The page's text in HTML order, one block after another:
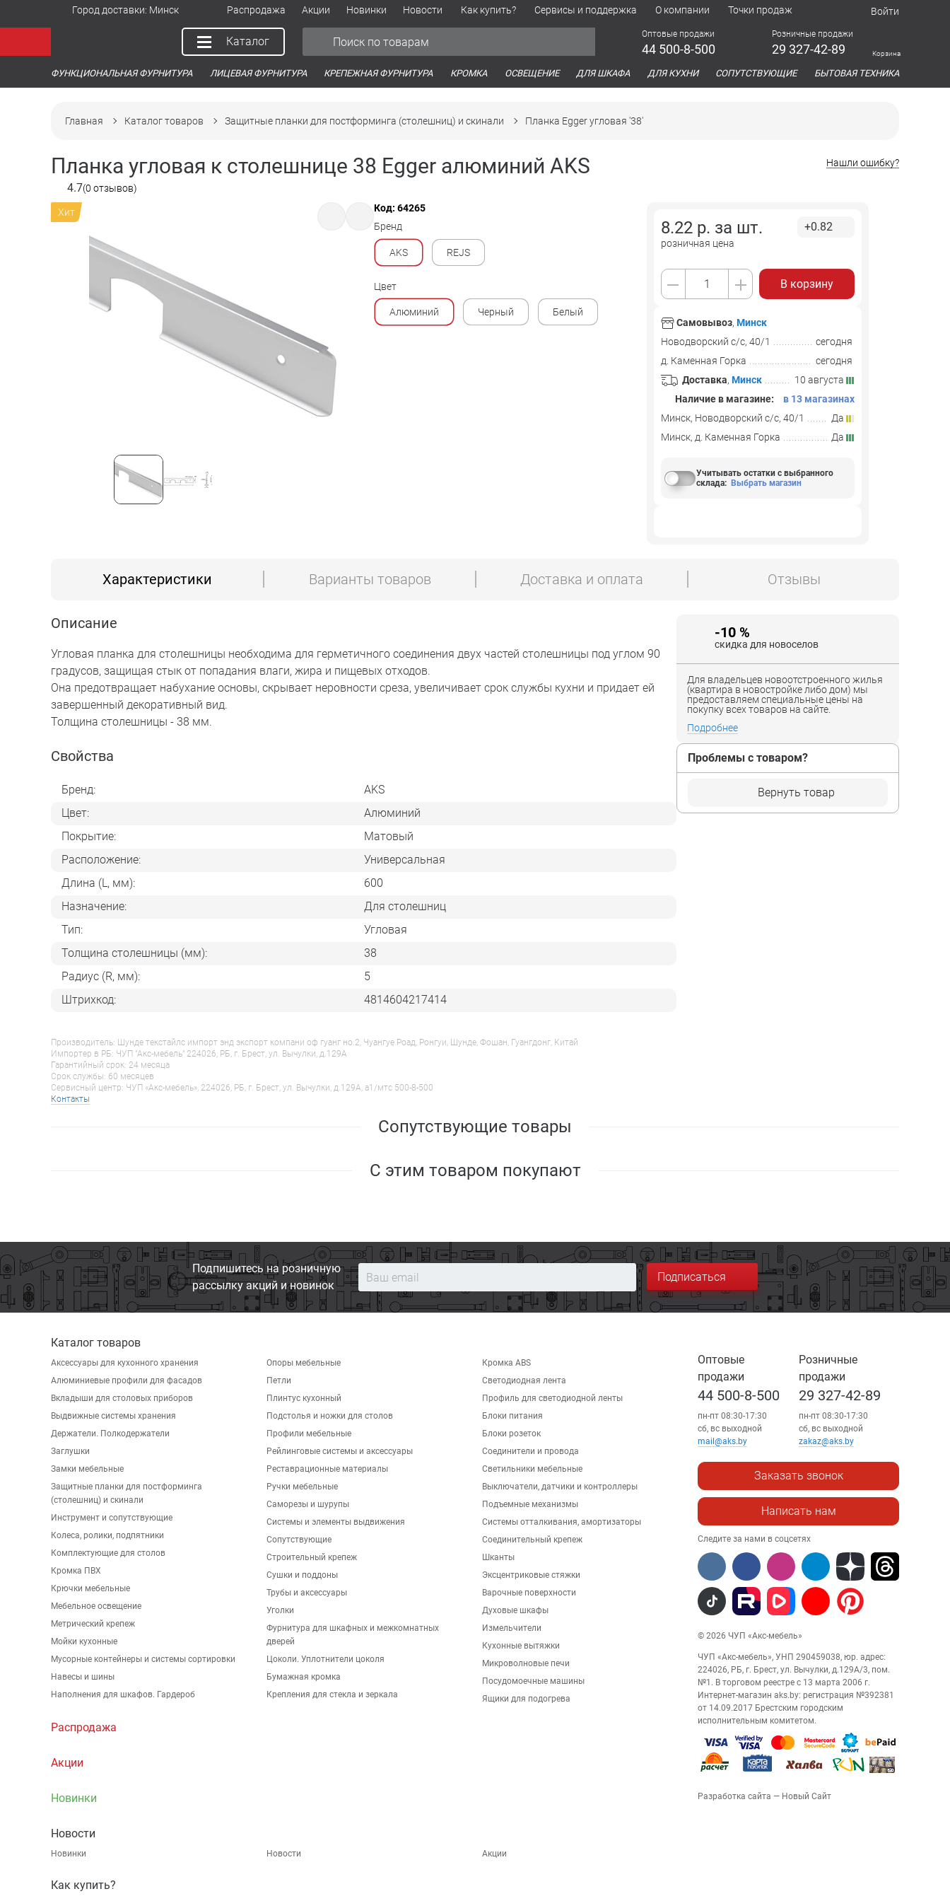
Город доставки: Минск Распродажа Акции Новинки Новости Как купить? Сервисы и поддержка О компании Точки продаж Войти
Каталог
Оптовые продажи
44 500-8-500
Розничные продажи
29 327-42-89 Корзина
ФУНКЦИОНАЛЬНАЯ ФУРНИТУРА ЛИЦЕВАЯ ФУРНИТУРА КРЕПЕЖНАЯ ФУРНИТУРА КРОМКА ОСВЕЩЕНИЕ ДЛЯ ШКАФА ДЛЯ КУХНИ СОПУТСТВУЮЩИЕ БЫТОВАЯ ТЕХНИКА
Главная Каталог товаров Защитные планки для постформинга (столешниц) и скинали Планка Egger угловая '38'
Планка угловая к столешнице 38 Egger алюминий AKS
4.7(0 отзывов)
Нашли ошибку?
Хит
Код: 64265
Бренд
AKS REJS
Цвет
Алюминий Черный Белый
8.22 р. за шт.
розничная цена
+0.82
В корзину
Самовывоз, Минск
Новодворский с/с, 40/1
сегодня
д. Каменная Горка
сегодня
Доставка, Минск
10 августа
Наличие в магазине:
в 13 магазинах
Минск, Новодворский с/с, 40/1
Да
Минск, д. Каменная Горка
Да
Учитывать остатки с выбранного
склада: Выбрать магазин
Характеристики Варианты товаров Доставка и оплата Отзывы
Описание
Угловая планка для столешницы необходима для герметичного соединения двух частей столешницы под углом 90
градусов, защищая стык от попадания влаги, жира и пищевых отходов.
Она предотвращает набухание основы, скрывает неровности среза, увеличивает срок службы кухни и придает ей
завершенный декоративный вид.
Толщина столешницы - 38 мм.
Свойства
Бренд:
AKS
Цвет:
Алюминий
Покрытие:
Матовый
Расположение:
Универсальная
Длина (L, мм):
600
Назначение:
Для столешниц
Тип:
Угловая
Толщина столешницы (мм):
38
Радиус (R, мм):
5
Штрихкод:
4814604217414
Производитель: Шунде текстайлс импорт энд экспорт компани оф гуанг но.2, Чуангуе Роад, Ронгуи, Шунде, Фошан, Гуангдонг, Китай
Импортер в РБ: ЧУП "Акс-мебель" 224026, РБ, г. Брест, ул. Вычулки, д.129А
Гарантийный срок: 24 месяца
Срок службы: 60 месяцев
Сервисный центр: ЧУП «Акс-мебель», 224026, РБ, г. Брест, ул. Вычулки, д.129А, a1/мтс 500-8-500
Контакты
-10 %
скидка для новоселов
Для владельцев новоотстроенного жилья
(квартира в новостройке либо дом) мы
предоставляем специальные цены на
покупку всех товаров на сайте.
Подробнее
Проблемы с товаром?
Вернуть товар
Сопутствующие товары
С этим товаром покупают
Подпишитесь на розничную
рассылку акций и новинок
Подписаться
Каталог товаров
Аксессуары для кухонного хранения
Алюминиевые профили для фасадов
Вкладыши для столовых приборов
Выдвижные системы хранения
Держатели. Полкодержатели
Заглушки
Замки мебельные
Защитные планки для постформинга
(столешниц) и скинали
Инструмент и сопутствующие
Колеса, ролики, подпятники
Комплектующие для столов
Кромка ПВХ
Крючки мебельные
Мебельное освещение
Метрический крепеж
Мойки кухонные
Мусорные контейнеры и системы сортировки
Навесы и шины
Наполнения для шкафов. Гардероб
Опоры мебельные
Петли
Плинтус кухонный
Подстолья и ножки для столов
Профили мебельные
Рейлинговые системы и аксессуары
Реставрационные материалы
Ручки мебельные
Саморезы и шурупы
Системы и элементы выдвижения
Сопутствующие
Строительный крепеж
Сушки и поддоны
Трубы и аксессуары
Уголки
Фурнитура для шкафных и межкомнатных
дверей
Цоколи. Уплотнители цоколя
Бумажная кромка
Крепления для стекла и зеркала
Кромка ABS
Светодиодная лента
Профиль для светодиодной ленты
Блоки питания
Блоки розеток
Соединители и провода
Светильники мебельные
Выключатели, датчики и контроллеры
Подъемные механизмы
Системы отталкивания, амортизаторы
Соединительный крепеж
Шканты
Эксцентриковые стяжки
Варочные поверхности
Духовые шкафы
Измельчители
Кухонные вытяжки
Микроволновые печи
Посудомоечные машины
Ящики для подогрева
Распродажа
Акции
Новинки
Новости
Новинки Новости Акции
Как купить?
Оптовые
продажи
44 500-8-500
пн-пт 08:30-17:30
сб, вс выходной
mail@aks.by
Розничные
продажи
29 327-42-89
пн-пт 08:30-17:30
сб, вс выходной
zakaz@aks.by
Заказать звонок
Написать нам
Следите за нами в соцсетях
© 2026 ЧУП «Акс-мебель»
ЧУП «Акс-мебель», УНП 290459038, юр. адрес:
224026, РБ, г. Брест, ул. Вычулки, д.129А/3, пом.
№1. В торговом реестре с 13 марта 2006 г.
Интернет-магазин aks.by: регистрация №392381
от 14.09.2017 Брестским городским
исполнительным комитетом.
Разработка сайта — Новый Сайт